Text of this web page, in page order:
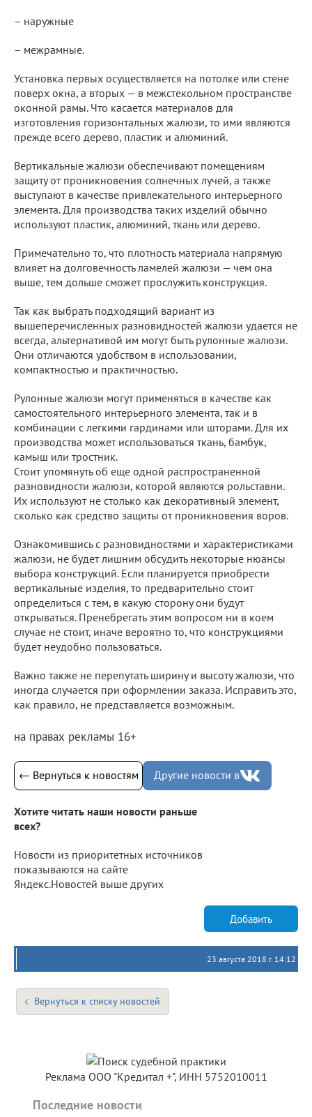
– наружные
– межрамные.
Установка первых осуществляется на потолке или стене
поверх окна, а вторых — в межстекольном пространстве
оконной рамы. Что касается материалов для
изготовления горизонтальных жалюзи, то ими являются
прежде всего дерево, пластик и алюминий.
Вертикальные жалюзи обеспечивают помещениям
защиту от проникновения солнечных лучей, а также
выступают в качестве привлекательного интерьерного
элемента. Для производства таких изделий обычно
используют пластик, алюминий, ткань или дерево.
Примечательно то, что плотность материала напрямую
влияет на долговечность ламелей жалюзи — чем она
выше, тем дольше сможет прослужить конструкция.
Так как выбрать подходящий вариант из
вышеперечисленных разновидностей жалюзи удается не
всегда, альтернативой им могут быть рулонные жалюзи.
Они отличаются удобством в использовании,
компактностью и практичностью.
Рулонные жалюзи могут применяться в качестве как
самостоятельного интерьерного элемента, так и в
комбинации с легкими гардинами или шторами. Для их
производства может использоваться ткань, бамбук,
камыш или тростник.
Стоит упомянуть об еще одной распространенной
разновидности жалюзи, которой являются рольставни.
Их используют не столько как декоративный элемент,
сколько как средство защиты от проникновения воров.
Ознакомившись с разновидностями и характеристиками
жалюзи, не будет лишним обсудить некоторые нюансы
выбора конструкций. Если планируется приобрести
вертикальные изделия, то предварительно стоит
определиться с тем, в какую сторону они будут
открываться. Пренебрегать этим вопросом ни в коем
случае не стоит, иначе вероятно то, что конструкциями
будет неудобно пользоваться.
Важно также не перепутать ширину и высоту жалюзи, что
иногда случается при оформлении заказа. Исправить это,
как правило, не представляется возможным.
на правах рекламы 16+
← Вернуться к новостям Другие новости в
Хотите читать наши новости раньше
всех?
Новости из приоритетных источников
показываются на сайте
Яндекс.Новостей выше других
Добавить
23 августа 2018 г. 14:12
Вернуться к списку новостей
Реклама ООО "Кредитал +", ИНН 5752010011
Последние новости